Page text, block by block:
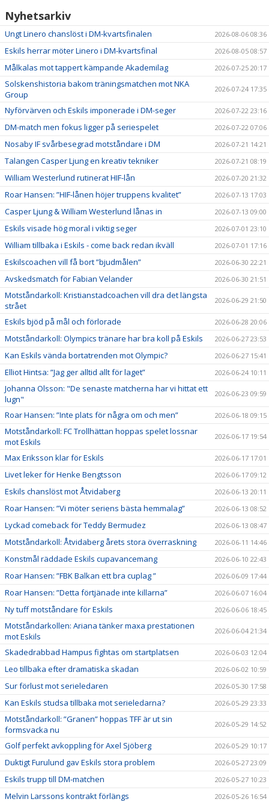
Nyhetsarkiv
Ungt Linero chanslöst i DM-kvartsfinalen 2026-08-06 08:36
Eskils herrar möter Linero i DM-kvartsfinal 2026-08-05 08:57
Målkalas mot tappert kämpande Akademilag 2026-07-25 20:17
Solskenshistoria bakom träningsmatchen mot NKA
Group
2026-07-24 17:35
Nyförvärven och Eskils imponerade i DM-seger 2026-07-22 23:16
DM-match men fokus ligger på seriespelet 2026-07-22 07:06
Nosaby IF svårbesegrad motståndare i DM 2026-07-21 14:21
Talangen Casper Ljung en kreativ tekniker 2026-07-21 08:19
William Westerlund rutinerat HIF-lån 2026-07-20 21:32
Roar Hansen: ”HIF-lånen höjer truppens kvalitet” 2026-07-13 17:03
Casper Ljung & William Westerlund lånas in 2026-07-13 09:00
Eskils visade hög moral i viktig seger 2026-07-01 23:10
William tillbaka i Eskils - come back redan ikväll 2026-07-01 17:16
Eskilscoachen vill få bort ”bjudmålen” 2026-06-30 22:21
Avskedsmatch för Fabian Velander 2026-06-30 21:51
Motståndarkoll: Kristianstadcoachen vill dra det längsta
strået
2026-06-29 21:50
Eskils bjöd på mål och förlorade 2026-06-28 20:06
Motståndarkoll: Olympics tränare har bra koll på Eskils 2026-06-27 23:53
Kan Eskils vända bortatrenden mot Olympic? 2026-06-27 15:41
Elliot Hintsa: ”Jag ger alltid allt för laget” 2026-06-24 10:11
Johanna Olsson: "De senaste matcherna har vi hittat ett
lugn"
2026-06-23 09:59
Roar Hansen: ”Inte plats för några om och men” 2026-06-18 09:15
Motståndarkoll: FC Trollhättan hoppas spelet lossnar
mot Eskils
2026-06-17 19:54
Max Eriksson klar för Eskils 2026-06-17 17:01
Livet leker för Henke Bengtsson 2026-06-17 09:12
Eskils chanslöst mot Åtvidaberg 2026-06-13 20:11
Roar Hansen: ”Vi möter seriens bästa hemmalag” 2026-06-13 08:52
Lyckad comeback för Teddy Bermudez 2026-06-13 08:47
Motståndarkoll: Åtvidaberg årets stora överraskning 2026-06-11 14:46
Konstmål räddade Eskils cupavancemang 2026-06-10 22:43
Roar Hansen: ”FBK Balkan ett bra cuplag ” 2026-06-09 17:44
Roar Hansen: ”Detta förtjänade inte killarna” 2026-06-07 16:04
Ny tuff motståndare för Eskils 2026-06-06 18:45
Motståndarkollen: Ariana tänker maxa prestationen
mot Eskils
2026-06-04 21:34
Skadedrabbad Hampus fightas om startplatsen 2026-06-03 12:04
Leo tillbaka efter dramatiska skadan 2026-06-02 10:59
Sur förlust mot serieledaren 2026-05-30 17:58
Kan Eskils studsa tillbaka mot serieledarna? 2026-05-29 23:33
Motståndarkoll: ”Granen” hoppas TFF är ut sin
formsvacka nu
2026-05-29 14:52
Golf perfekt avkoppling för Axel Sjöberg 2026-05-29 10:17
Duktigt Furulund gav Eskils stora problem 2026-05-27 23:09
Eskils trupp till DM-matchen 2026-05-27 10:23
Melvin Larssons kontrakt förlängs 2026-05-26 16:54